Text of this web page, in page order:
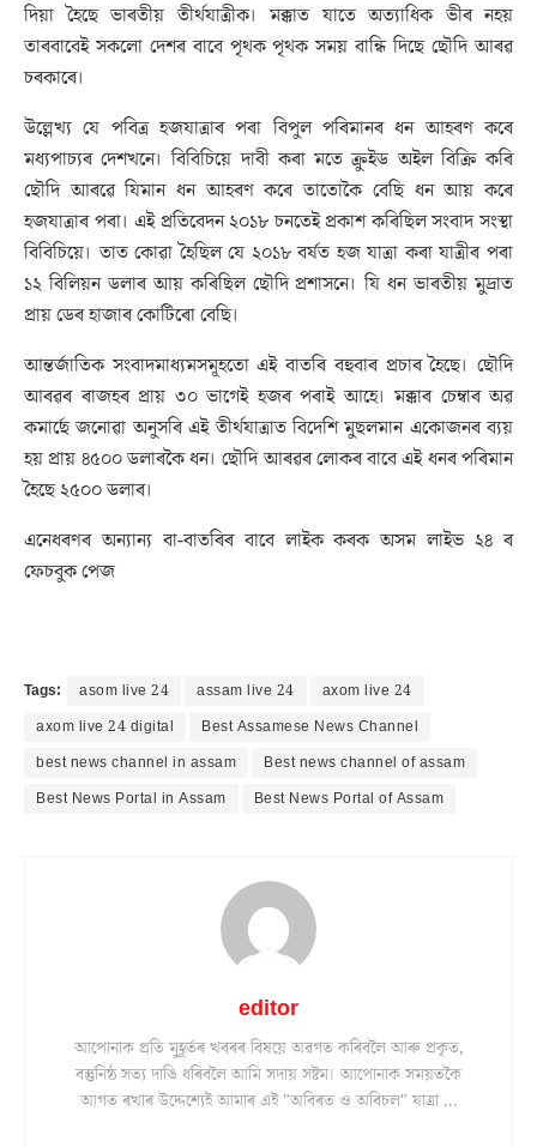
দিয়া হৈছে ভাৰতীয় তীৰ্থযাত্ৰীক। মক্কাত যাতে অত্যাধিক ভীৰ নহয়
তাৰবাবেই সকলো দেশৰ বাবে পৃথক পৃথক সময় বান্ধি দিছে ছৌদি আৰৱ
চৰকাৰে।
উল্লেখ্য যে পবিত্ৰ হজযাত্ৰাৰ পৰা বিপুল পৰিমানৰ ধন আহৰণ কৰে
মধ্যপাচ্যৰ দেশখনে। বিবিচিয়ে দাবী কৰা মতে ক্ৰুইড অইল বিক্ৰি কৰি
ছৌদি আৰৱে যিমান ধন আহৰণ কৰে তাতোকৈ বেছি ধন আয় কৰে
হজযাত্ৰাৰ পৰা। এই প্ৰতিবেদন ২০১৮ চনতেই প্ৰকাশ কৰিছিল সংবাদ সংস্থা
বিবিচিয়ে। তাত কোৱা হৈছিল যে ২০১৮ বৰ্ষত হজ যাত্ৰা কৰা যাত্ৰীৰ পৰা
১২ বিলিয়ন ডলাৰ আয় কৰিছিল ছৌদি প্ৰশাসনে। যি ধন ভাৰতীয় মুদ্ৰাত
প্ৰায় ডেৰ হাজাৰ কোটিৰো বেছি।
আন্তৰ্জাতিক সংবাদমাধ্যমসমূহতো এই বাতৰি বহুবাৰ প্ৰচাৰ হৈছে। ছৌদি
আৰৱৰ ৰাজহৰ প্ৰায় ৩০ ভাগেই হজৰ পৰাই আহে। মক্কাৰ চেম্বাৰ অৱ
কমাৰ্ছে জনোৱা অনুসৰি এই তীৰ্থযাত্ৰাত বিদেশি মুছলমান একোজনৰ ব্যয়
হয় প্ৰায় ৪৫০০ ডলাৰকৈ ধন। ছৌদি আৰৱৰ লোকৰ বাবে এই ধনৰ পৰিমান
হৈছে ২৫০০ ডলাৰ।
এনেধৰণৰ অন্যান্য বা-বাতৰিৰ বাবে লাইক কৰক অসম লাইভ ২৪ ৰ
ফেচবুক পেজ
Tags: asom live 24 assam live 24
axom live 24
axom live 24 digital
Best Assamese News Channel
best news channel in assam
Best news channel of assam
Best News Portal in Assam
Best News Portal of Assam
editor
আপোনাক প্ৰতি মুহূৰ্তৰ খবৰৰ বিষয়ে অৱগত কৰিবলৈ আৰু প্ৰকৃত,
বস্তুনিষ্ঠ সত্য দাঙি ধৰিবলৈ আমি সদায় সষ্টম। আপোনাক সময়তকৈ
আগত ৰখাৰ উদ্দেশ্যেই আমাৰ এই "অবিৰত ও অবিচল" যাত্ৰা ...